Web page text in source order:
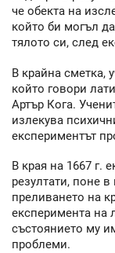
че обекта на
който би могъл
тялото си, след
В крайна сметка,
който говори
Артър Кога.
излекува
експериментът
В края на 1667 г.
резултати, поне
преливането на
експеримента на
състоянието му
проблеми.